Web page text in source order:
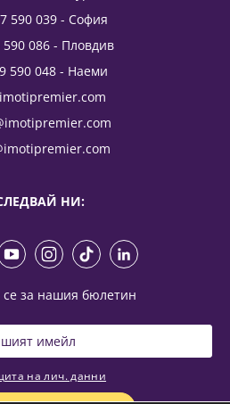
590 039 - София
590 086 - Пловдив
590 048 - Наеми
НИ:
за нашия бюлетин
на лич. данни